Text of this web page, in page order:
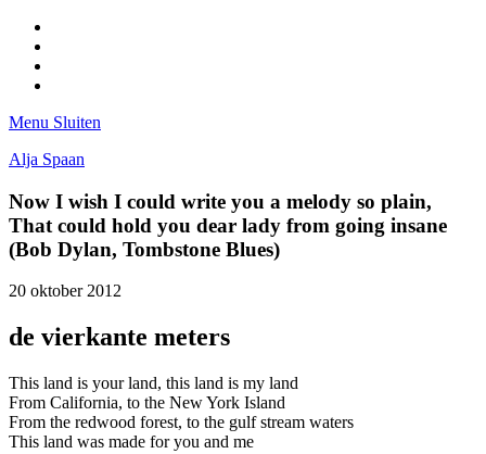
Menu Sluiten
Alja Spaan
Now I wish I could write you a melody so plain,
That could hold you dear lady from going insane
(Bob Dylan, Tombstone Blues)
20 oktober 2012
de vierkante meters
This land is your land, this land is my land
From California, to the New York Island
From the redwood forest, to the gulf stream waters
This land was made for you and me